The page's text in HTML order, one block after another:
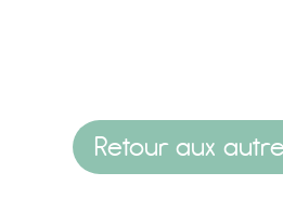
Retour aux